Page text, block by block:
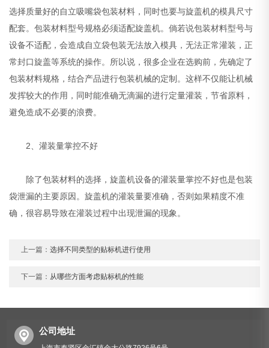
选择质量好的自立吸嘴袋包装材料，同时也要与旋盖机的模具尺寸
配套。包装材料型号规格必须适配旋盖机。倘若说包装材料型号与
设备不适配，会造成自立袋包装无法放入模具，无法正常灌装，正
常封口旋盖等系统的操作。所以说，很多企业在选购前，先确定了
包装材料规格，结合产品进行包装机械的定制。这样不仅能让机械
发挥较大的作用，同时能准确无滴漏的进行定量灌装，节省原料，
避免造成不必要的浪费。
2、灌装量掌控不好
除了包装材料的选择，旋盖机设备的灌装量掌控不好也是包装
袋泄漏的主要原因。旋盖机的灌装量要准确，否则如果精度不准
确，很容易导致在灌装过程中出现泄漏的现象。
上一篇：选择不同类型的贴标机进行使用
下一篇： 从哪些方面考虑贴标机的性能
公司地址